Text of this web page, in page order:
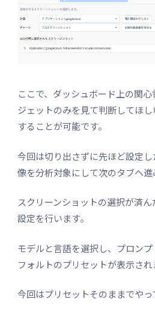
ここで、ダッシュボード上の関
ジェットのみを見て判断してほ
することが可能です。
今回は切り出さずに先ほど設定
像を分析対象にして次のタブへ進
スクリーンショットの選択が済
設定を行います。
モデルと言語を選択し、プロン
フォルトのプリセットが表示され
今回はプリセットそのままでやっ